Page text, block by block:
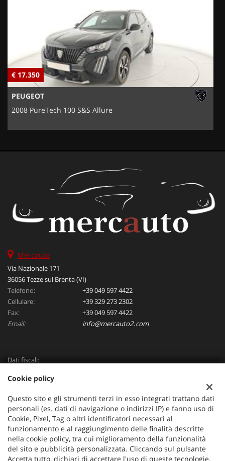
€ 17.350
PEUGEOT
2008 PureTech 100 S&S Allure
Mercauto
Via Nazionale 171
36056 Tezze sul Brenta (VI)
Telefono:
+39 049 597 4422
Cellulare:
+39 329 273 2302
Fax:
+39 049 597 4422
Email:
info@mercauto2.com
Dati fiscali:
Via Nazionale, 171 PD - 36056 Tezze sul Brenta
Registro delle imprese:PD
Cookie policy
Questo sito e gli strumenti terzi in esso integrati trattano dati
personali (es. dati di navigazione o indirizzi IP) e fanno uso di
Cookie, Pixel, Tag o altri identificatori necessari al
funzionamento e al raggiungimento delle finalità descritte
nella cookie policy, tra cui miglioramento della funzionalità
del sito e pubblicità personalizzata. Cliccando sul pulsante
Accetta tutto, dichiari di accettare l'uso di queste tecnologie.